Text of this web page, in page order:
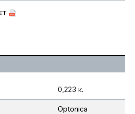
0,223 κ.
Optonica